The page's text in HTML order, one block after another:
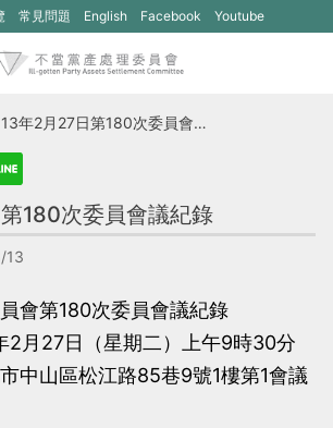
常見問題 English
(另
視
開
個
新
的
Facebook
(另
個
新
的
Youtube
年2月27日第180次委員會議紀錄
180次委員會議紀錄
13
會第180次委員會議紀錄
2月27日（星期二）上午9時30分
中山區松江路85巷9號1樓第1會議